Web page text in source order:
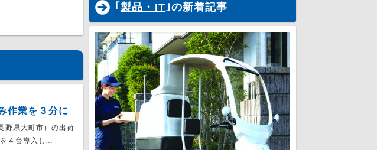
作業を３分に
野県大町市）の出荷
４台導入し…
｢ 製品・IT ｣の新着記事